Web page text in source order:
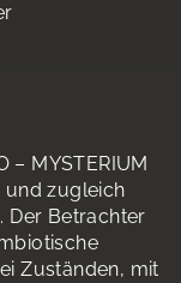
– MYSTERIUM
und zugleich
Der Betrachter
Zuständen, mit